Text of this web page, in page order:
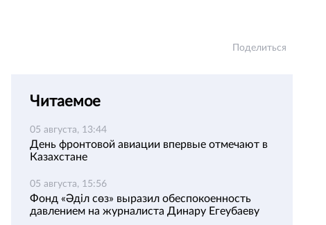
Поделиться
Читаемое
05 августа, 13:44
День фронтовой авиации впервые отмечают в
Казахстане
05 августа, 15:56
Фонд «Әділ сөз» выразил обеспокоенность
давлением на журналиста Динару Егеубаеву